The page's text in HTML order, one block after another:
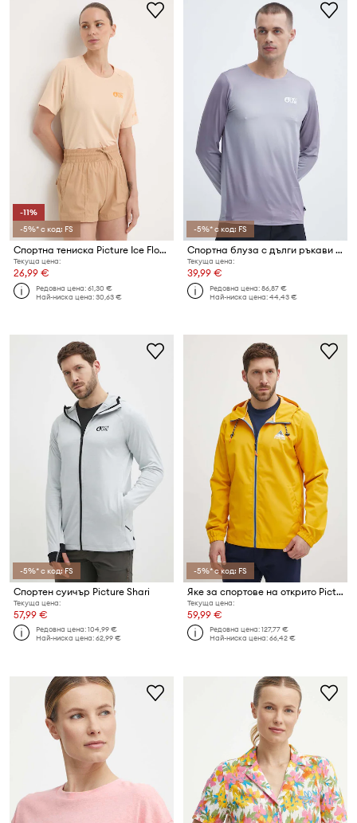
-11%
-5%* с код: FS
Спортна тениска Picture Ice Flow
Текуща цена:
26,99 €
Редовна цена:61,30 €
Най-ниска цена:30,63 €
-5%* с код: FS
Спортна блуза с дълги ръкави Picture Osborn Printed
Текуща цена:
39,99 €
Редовна цена:86,87 €
Най-ниска цена:44,43 €
-5%* с код: FS
Спортен суичър Picture Shari
Текуща цена:
57,99 €
Редовна цена:104,99 €
Най-ниска цена:62,99 €
-5%* с код: FS
Яке за спортове на открито Picture Gerald
Текуща цена:
59,99 €
Редовна цена:127,77 €
Най-ниска цена:66,42 €